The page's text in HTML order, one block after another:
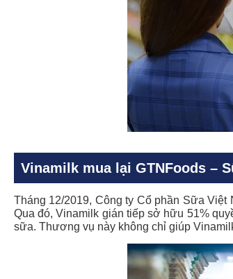
Vinamilk mua lại GTNFoods –
Tháng 12/2019, Công ty Cổ phần Sữa Việt
Qua đó, Vinamilk gián tiếp sở hữu 51%
sữa. Thương vụ này không chỉ giúp